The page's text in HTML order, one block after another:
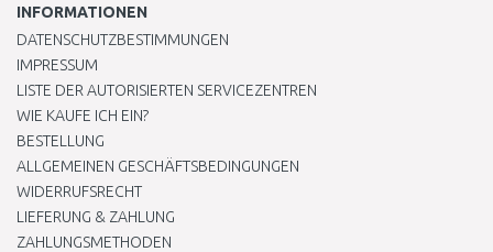
INFORMATIONEN
DATENSCHUTZBESTIMMUNGEN
IMPRESSUM
LISTE DER AUTORISIERTEN SERVICEZENTREN
WIE KAUFE ICH EIN?
BESTELLUNG
ALLGEMEINEN GESCHÄFTSBEDINGUNGEN
WIDERRUFSRECHT
LIEFERUNG & ZAHLUNG
ZAHLUNGSMETHODEN